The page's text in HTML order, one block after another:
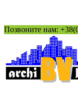
Позвоните нам: